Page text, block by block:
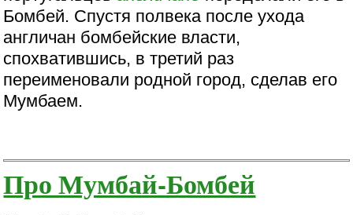
Бомбей. Спустя полвека после ухода
англичан бомбейские власти,
спохватившись, в третий раз
переименовали родной город, сделав его
Мумбаем.
Про Мумбай-Бомбей